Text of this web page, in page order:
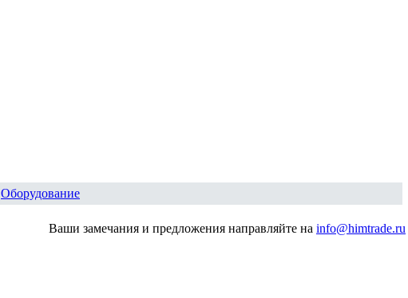
Оборудование
Ваши замечания и предложения направляйте на info@himtrade.ru